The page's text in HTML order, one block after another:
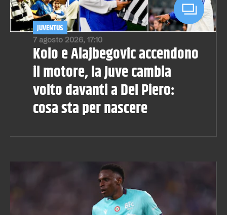
7 agosto 2026, 17:10
JUVENTUS
Kolo e Alajbegovic accendono
il motore, la Juve cambia
volto davanti a Del Piero:
cosa sta per nascere